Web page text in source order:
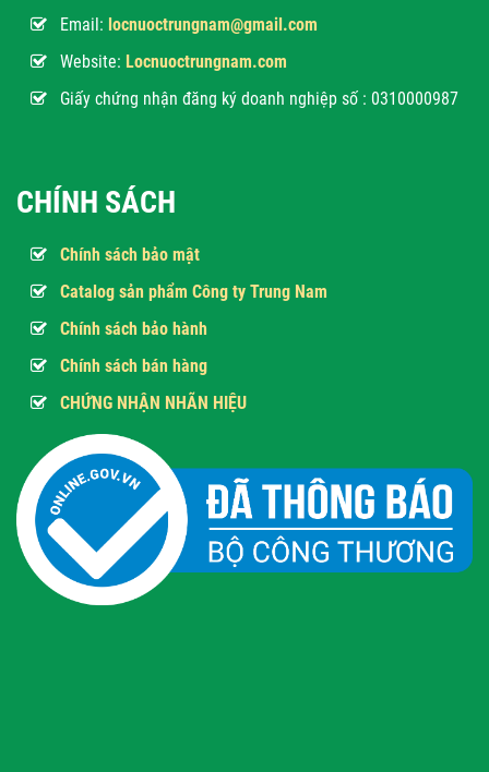
Email: locnuoctrungnam@gmail.com
Website: Locnuoctrungnam.com
Giấy chứng nhận đăng ký doanh nghiệp số : 0310000987
CHÍNH SÁCH
Chính sách bảo mật
Catalog sản phẩm Công ty Trung Nam
Chính sách bảo hành
Chính sách bán hàng
CHỨNG NHẬN NHÃN HIỆU